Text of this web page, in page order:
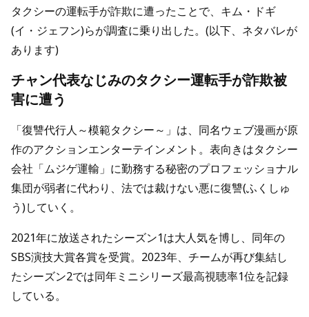
タクシーの運転手が詐欺に遭ったことで、キム・ドギ
(イ・ジェフン)らが調査に乗り出した。(以下、ネタバレが
あります)
チャン代表なじみのタクシー運転手が詐欺被
害に遭う
「復讐代行人～模範タクシー～」は、同名ウェブ漫画が原
作のアクションエンターテインメント。表向きはタクシー
会社「ムジゲ運輸」に勤務する秘密のプロフェッショナル
集団が弱者に代わり、法では裁けない悪に復讐(ふくしゅ
う)していく。
2021年に放送されたシーズン1は大人気を博し、同年の
SBS演技大賞各賞を受賞。2023年、チームが再び集結し
たシーズン2では同年ミニシリーズ最高視聴率1位を記録
している。